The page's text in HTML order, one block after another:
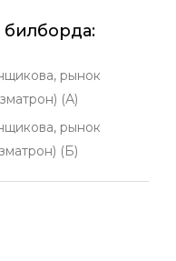
рынок
(А)
рынок
(Б)